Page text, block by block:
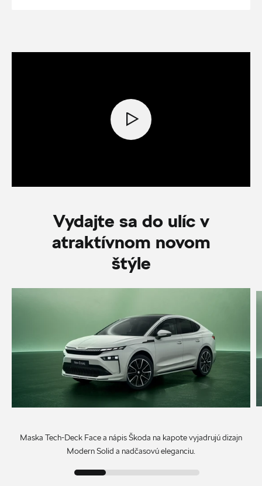
Vydajte sa do ulíc v
atraktívnom novom
štýle
Maska Tech-Deck Face a nápis Škoda na kapote vyjadrujú dizajn
Modern Solid a nadčasovú eleganciu.